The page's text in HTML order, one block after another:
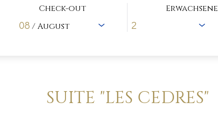
Check-out
08 / August
Erwachsene
SUITE "LES CEDRES"